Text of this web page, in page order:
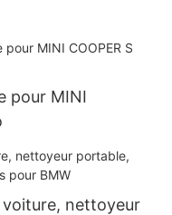
pour MINI
nettoyeur